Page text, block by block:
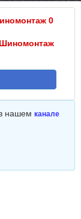
0
Шиномонтаж
нашем канале